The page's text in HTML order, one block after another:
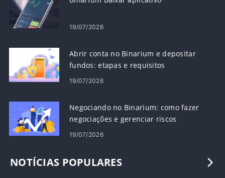
19/07/2026
Abrir conta no Binarium e depositar
fundos: etapas e requisitos
19/07/2026
Negociando no Binarium: como fazer
negociações e gerenciar riscos
19/07/2026
NOTÍCIAS POPULARES